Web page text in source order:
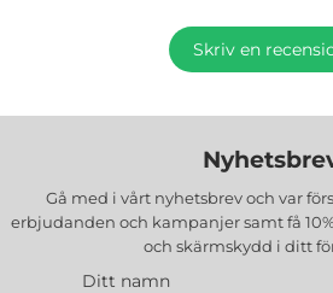
Skriv en
Gå med i vårt nyhetsbrev och var
erbjudanden och kampanjer samt få
och skärmskydd i ditt
Ditt namn